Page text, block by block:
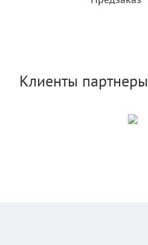
Клиенты партнеры